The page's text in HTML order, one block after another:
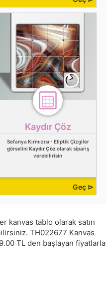
Kaydır Çöz
Sefanya Kırmızısı - Eliptik Çizgiler
görselini Kaydır Çöz olarak sipariş
verebilirisin
Geç ⊳
kanvas tablo olarak satın
TH022677 Kanvas
TL den başlayan fiyatlarla